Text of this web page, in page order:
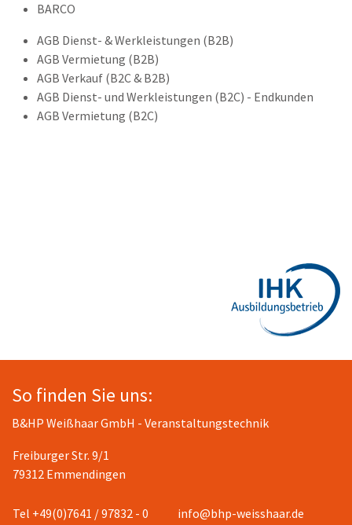
BARCO
AGB Dienst- & Werkleistungen (B2B)
AGB Vermietung (B2B)
AGB Verkauf (B2C & B2B)
AGB Dienst- und Werkleistungen (B2C) - Endkunden
AGB Vermietung (B2C)
So finden Sie uns:
B&HP Weißhaar GmbH - Veranstaltungstechnik
Freiburger Str. 9/1
79312 Emmendingen
Tel +49(0)7641 / 97832 - 0
info@bhp-weisshaar.de